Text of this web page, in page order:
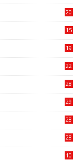
20
15
19
22
28
29
28
28
10